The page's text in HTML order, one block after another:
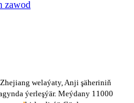
welaýaty, Anji şäheriniň
ýerleşýär. Meýdany 11000